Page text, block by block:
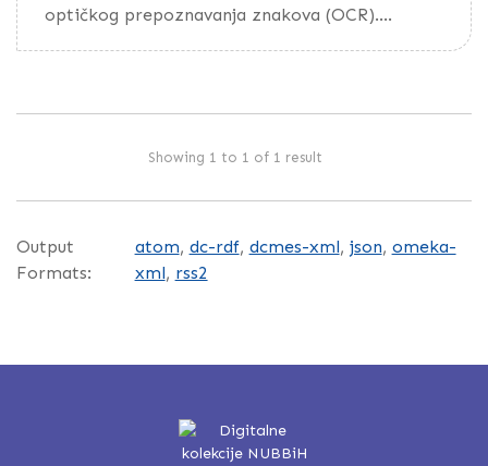
optičkog prepoznavanja znakova (OCR).
Showing 1 to 1 of 1 result
Output
Formats:
atom, dc-rdf, dcmes-xml, json, omeka-
xml, rss2